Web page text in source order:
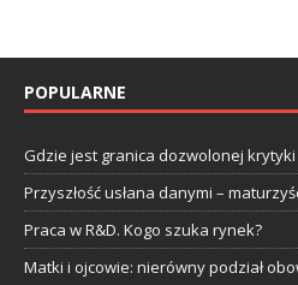
POPULARNE
Gdzie jest granica dozwolonej
Przyszłość usłana danymi –
Praca w R&D. Kogo szuka rynek?
Matki i ojcowie: nierówny podział